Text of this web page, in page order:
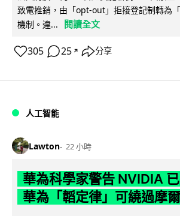
致電推銷，由「opt-out」拒接登記制轉為
機制。違...
閱讀全文
305 25 ↗ 分享
人工智能
Lawton 22 小時
華為科學家警告 NVIDIA
華為「韜定律」可繞過摩